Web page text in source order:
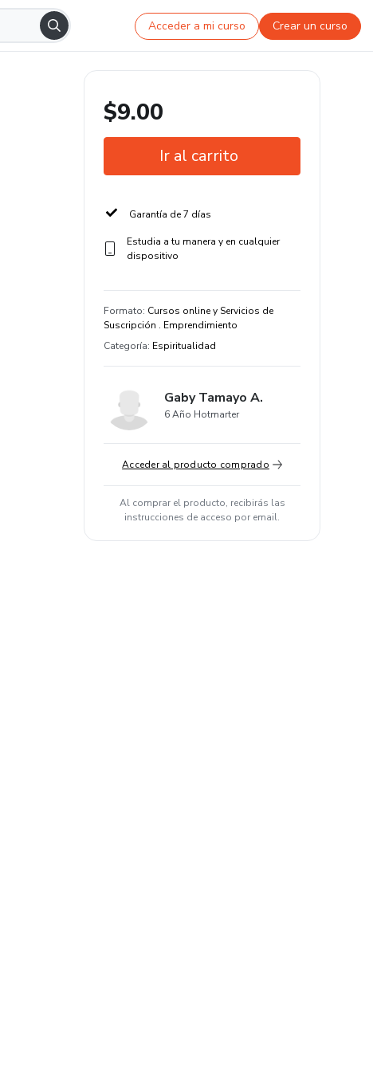
Acceder a mi curso Crear un curso
$9.00
Ir al carrito
Garantía de 7 días
Estudia a tu manera y en cualquier
dispositivo
Formato: Cursos online y Servicios de
Suscripción . Emprendimiento
Categoría: Espiritualidad
Gaby Tamayo A.
6 Año Hotmarter
Acceder al producto comprado
Al comprar el producto, recibirás las
instrucciones de acceso por email.